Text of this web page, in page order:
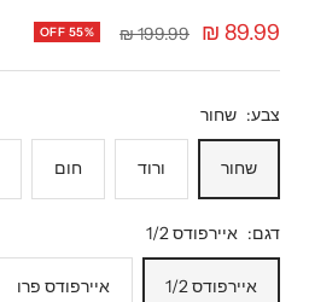
מחיר
מבצע
89.99 ₪
מחיר
199.99 ₪
OFF 55%
צבע: שחור
שחור ורוד חום
דגם: איירפודס 1/2
איירפודס 1/2 איירפודס פרו